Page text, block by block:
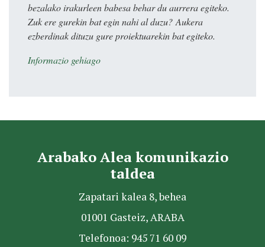
bezalako irakurleen babesa behar du aurrera egiteko.
Zuk ere gurekin bat egin nahi al duzu? Aukera
ezberdinak dituzu gure proiektuarekin bat egiteko.
Informazio gehiago
Arabako Alea komunikazio
taldea
Zapatari kalea 8, behea
01001 Gasteiz, ARABA
Telefonoa: 945 71 60 09